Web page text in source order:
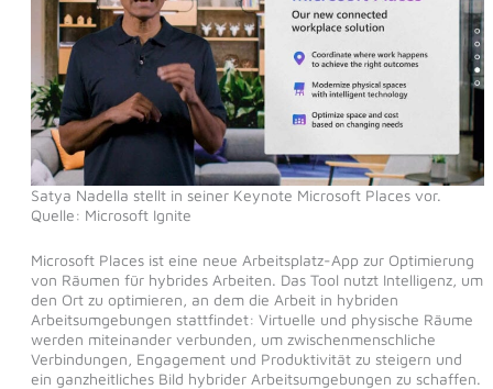
Satya Nadella stellt in seiner Keynote Microsoft Places vor.
Quelle: Microsoft Ignite
Microsoft Places ist eine neue Arbeitsplatz-App zur Optimierung
von Räumen für hybrides Arbeiten. Das Tool nutzt Intelligenz, um
den Ort zu optimieren, an dem die Arbeit in hybriden
Arbeitsumgebungen stattfindet: Virtuelle und physische Räume
werden miteinander verbunden, um zwischenmenschliche
Verbindungen, Engagement und Produktivität zu steigern und
ein ganzheitliches Bild hybrider Arbeitsumgebungen zu schaffen.